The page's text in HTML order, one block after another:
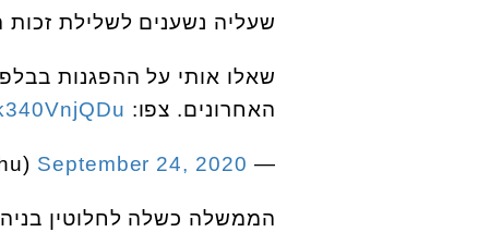
שעליה נשענים לשלילת זכות
האחרונים. צפו:
— Benjamin Netanyahu (@netanyahu)
September 24, 2020
הממשלה כשלה לחלוטין